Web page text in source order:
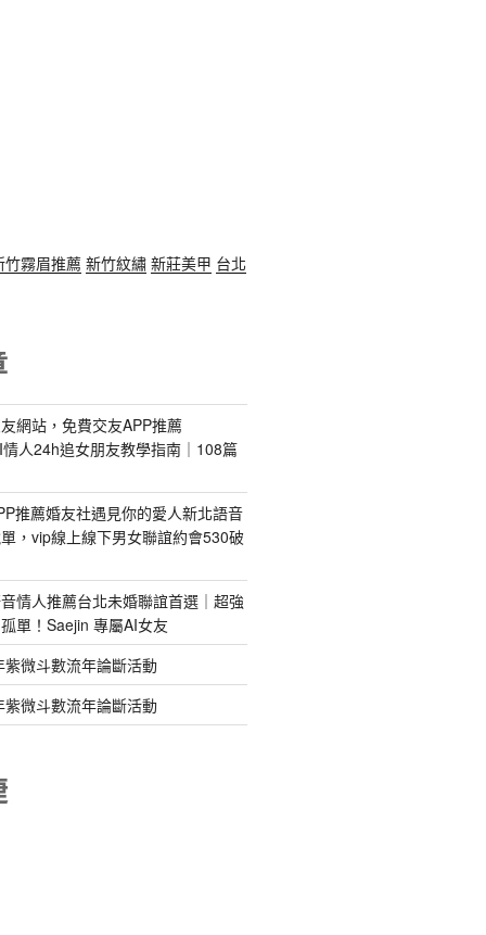
竹霧眉推薦 新竹紋繡 新莊美甲 台北
網站，免費交友APP推薦
人24h追女朋友教學指南｜108篇
推薦婚友社遇見你的愛人新北語音
，vip線上線下男女聯誼約會530破
情人推薦台北未婚聯誼首選｜超強
單！Saejin 專屬AI女友
微斗數流年論斷活動
微斗數流年論斷活動